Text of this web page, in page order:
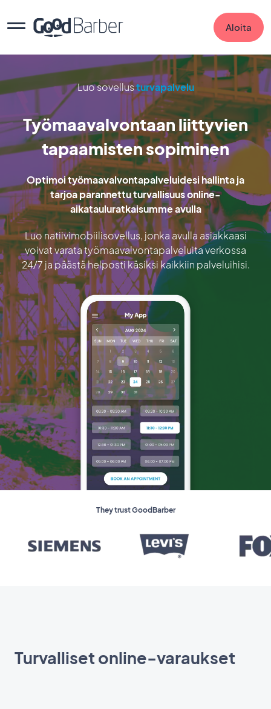
Aloita
Luo sovellusturvapalvelu
Työmaavalvontaan liittyvien
tapaamisten sopiminen
Optimoi työmaavalvontapalveluidesi hallinta ja
tarjoa parannettu turvallisuus online-
aikatauluratkaisumme avulla
Luo natiivimobiilisovellus, jonka avulla asiakkaasi
voivat varata työmaavalvontapalveluita verkossa
24/7 ja päästä helposti käsiksi kaikkiin palveluihisi.
They trust GoodBarber
Turvalliset online-varaukset